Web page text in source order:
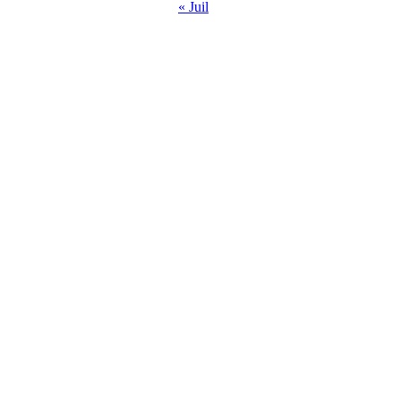
« Juil